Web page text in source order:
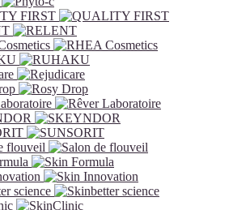
FIRST
flouveil
science